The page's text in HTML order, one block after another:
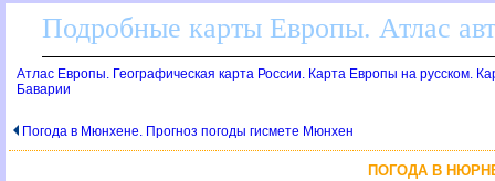
Подробные карты Европы. Атлас
Атлас Европы. Географическая карта России. Карта Европы на русском.
Баварии
Погода в Мюнхене. Прогноз погоды гисмете Мюнхен
ПОГОДА В